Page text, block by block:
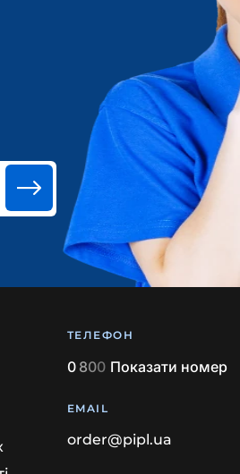
ТЕЛЕФОН
0 800 Показати номер
EMAIL
order@pipl.ua